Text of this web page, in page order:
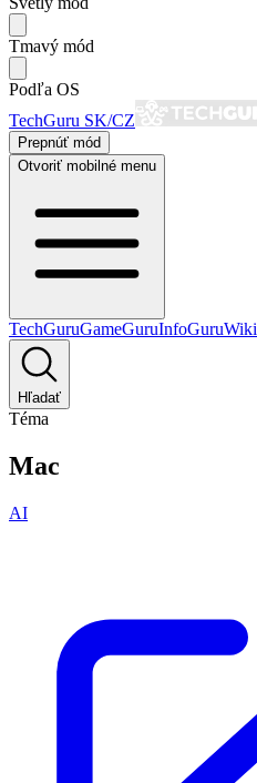
Tmavý mód
Podľa OS
TechGuru SK/CZ
Prepnúť mód
Otvoriť mobilné menu
TechGuruGameGuruInfoGuruWiki
Hľadať
Téma
Mac
AI